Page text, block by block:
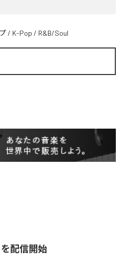
/ K-Pop / R&B/Soul
を配信開始